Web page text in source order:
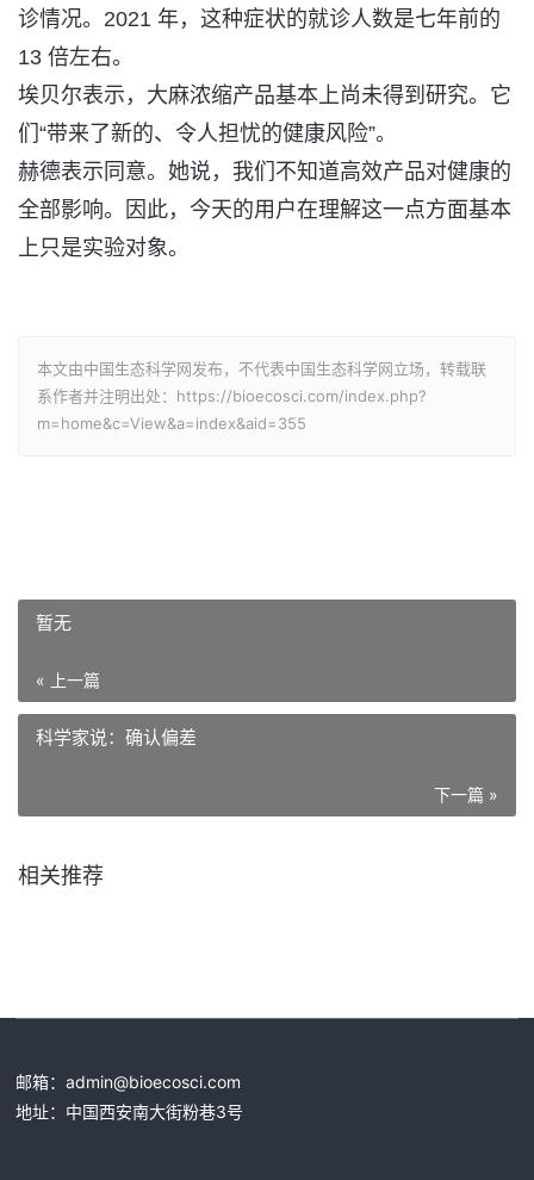
诊情况。2021 年，这种症状的就诊人数是七年前的
13 倍左右。
埃贝尔表示，大麻浓缩产品基本上尚未得到研究。它
们“带来了新的、令人担忧的健康风险”。
赫德表示同意。她说，我们不知道高效产品对健康的
全部影响。因此，今天的用户在理解这一点方面基本
上只是实验对象。
本文由中国生态科学网发布，不代表中国生态科学网立场，转载联
系作者并注明出处：https://bioecosci.com/index.php?
m=home&c=View&a=index&aid=355
暂无
« 上一篇
科学家说：确认偏差
下一篇 »
相关推荐
邮箱：admin@bioecosci.com
地址：中国西安南大街粉巷3号